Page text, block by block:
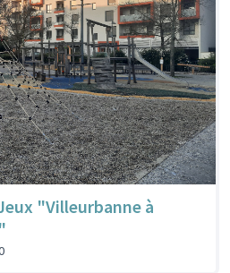
"Villeurbanne à